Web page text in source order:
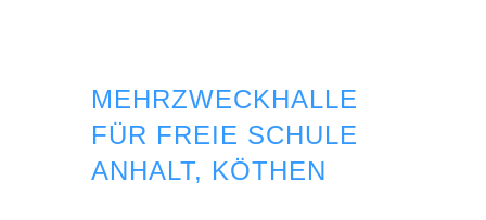
MEHRZWECKHALLE
FÜR FREIE SCHULE
ANHALT, KÖTHEN